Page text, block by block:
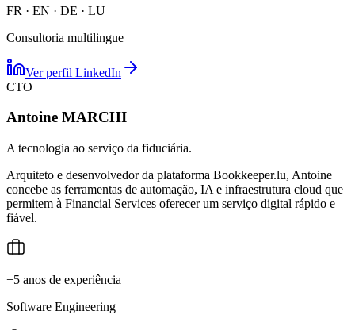
FR · EN · DE · LU
Consultoria multilingue
Ver perfil LinkedIn
CTO
Antoine MARCHI
A tecnologia ao serviço da fiduciária.
Arquiteto e desenvolvedor da plataforma Bookkeeper.lu, Antoine
concebe as ferramentas de automação, IA e infraestrutura cloud que
permitem à Financial Services oferecer um serviço digital rápido e
fiável.
+5 anos de experiência
Software Engineering